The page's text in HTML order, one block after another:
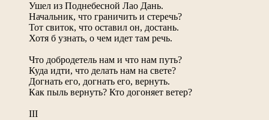
Ушел из Поднебесной Лао Дань.
Начальник, что граничить и стеречь?
Тот свиток, что оставил он, достань.
Хотя б узнать, о чем идет там речь.
Что добродетель нам и что нам путь?
Куда идти, что делать нам на свете?
Догнать его, догнать его, вернуть.
Как пыль вернуть? Кто догоняет ветер?
III